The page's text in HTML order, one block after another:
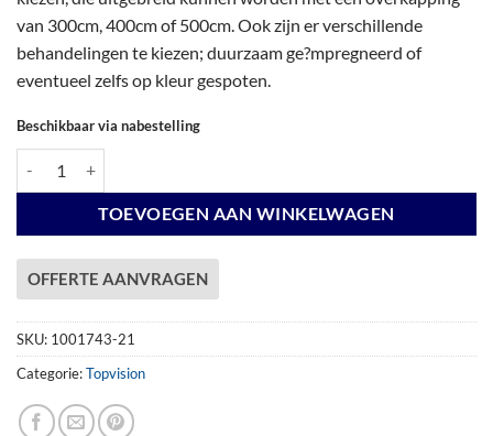
van 300cm, 400cm of 500cm. Ook zijn er verschillende
behandelingen te kiezen; duurzaam ge?mpregneerd of
eventueel zelfs op kleur gespoten.
Beschikbaar via nabestelling
TOEVOEGEN AAN WINKELWAGEN
OFFERTE AANVRAGEN
SKU: 1001743-21
Categorie:Topvision